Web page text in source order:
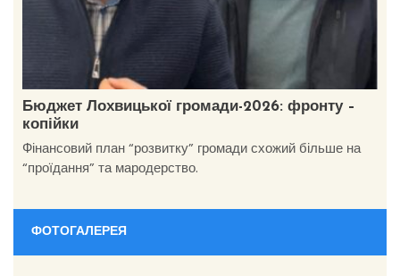
Бюджет Лохвицької громади-2026: фронту –
копійки
Фінансовий план “розвитку” громади схожий більше на
“проїдання” та мародерство.
ФОТОГАЛЕРЕЯ